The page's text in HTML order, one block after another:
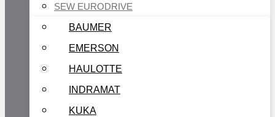
SEW EURODRIVE
BAUMER
EMERSON
HAULOTTE
INDRAMAT
KUKA